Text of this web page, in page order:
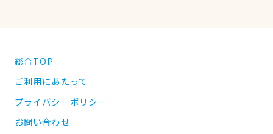
総合TOP
ご利用にあたって
プライバシーポリシー
お問い合わせ